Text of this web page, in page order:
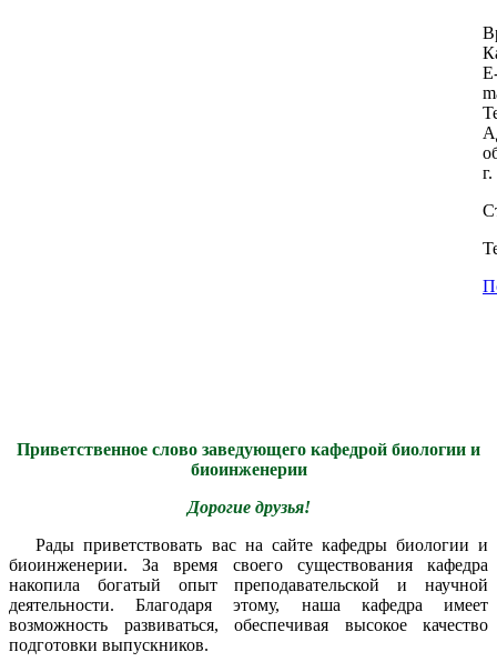
Приветственное слово заведующего кафедрой биологии и
биоинженерии
Дорогие друзья!
Рады приветствовать вас на сайте кафедры биологии и
биоинженерии. За время своего существования кафедра
накопила богатый опыт преподавательской и научной
деятельности. Благодаря этому, наша кафедра имеет
возможность развиваться, обеспечивая высокое качество
подготовки выпускников.